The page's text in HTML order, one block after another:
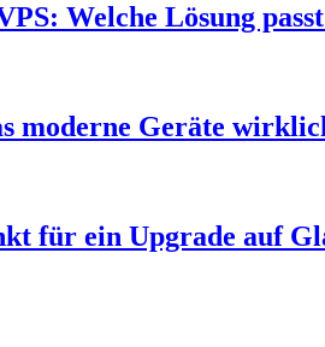
Welche Lösung passt
moderne Geräte
für ein Upgrade auf